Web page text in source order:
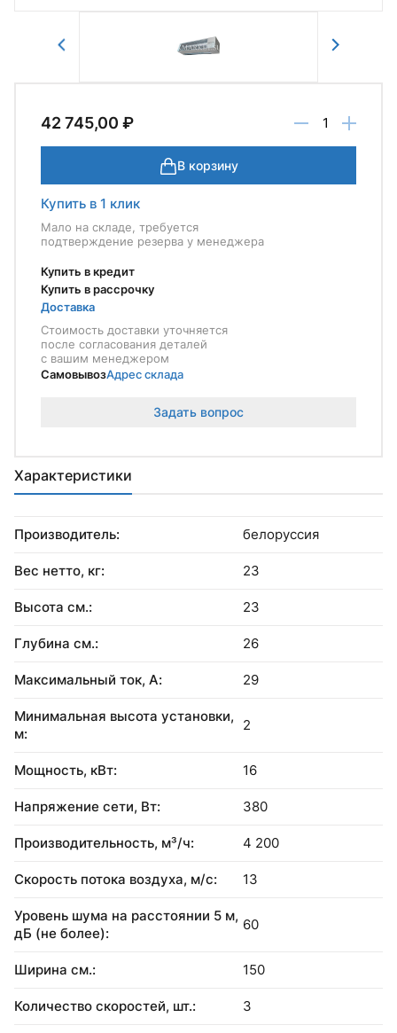
Характеристики
Производитель: белоруссия
Вес нетто, кг: 23
Высота см.: 23
Глубина см.: 26
Максимальный ток, А: 29
Минимальная высота установки,
м:
2
Мощность, кВт: 16
Напряжение сети, Вт: 380
Производительность, м³/ч: 4 200
Скорость потока воздуха, м/с: 13
Уровень шума на расстоянии 5 м,
дБ (не более):
60
Ширина см.: 150
Количество скоростей, шт.: 3
42 745,00 ₽
В корзину
Купить в 1 клик
Мало на складе, требуется
подтверждение резерва у менеджера
Купить в кредит
Купить в рассрочку
Доставка
Стоимость доставки уточняется
после согласования деталей
с вашим менеджером
СамовывозАдрес склада
Задать вопрос